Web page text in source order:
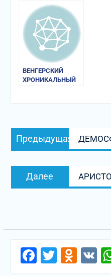
ВЕНГЕРСКИЙ
ХРОНИКАЛЬНЫЙ
Навигация
по
Предыдущая
запись:
Далее
запись:
Facebook
Twitter